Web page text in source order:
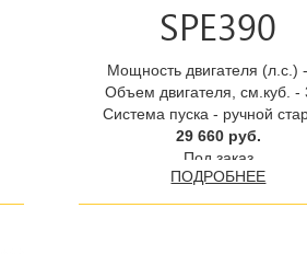
SPE390
Мощность двигателя (л.с.)
Объем двигателя, см.куб. -
Система пуска - ручной
29 660 руб.
Под заказ
ПОДРОБНЕЕ